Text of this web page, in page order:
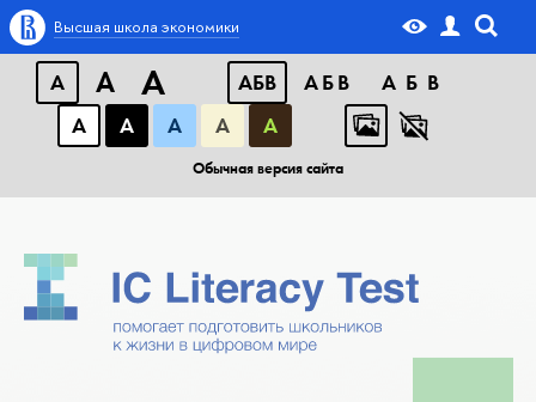
A A A АБB АБB
АБB
А
А А А А
Обычная версия сайта
Высшая школа экономики